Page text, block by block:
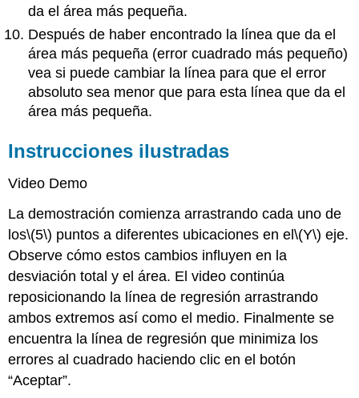
da el área más pequeña.
Después de haber encontrado la línea que da el
área más pequeña (error cuadrado más pequeño)
vea si puede cambiar la línea para que el error
absoluto sea menor que para esta línea que da el
área más pequeña.
Instrucciones ilustradas
Video Demo
La demostración comienza arrastrando cada uno de
los\(5\) puntos a diferentes ubicaciones en el\(Y\) eje.
Observe cómo estos cambios influyen en la
desviación total y el área. El video continúa
reposicionando la línea de regresión arrastrando
ambos extremos así como el medio. Finalmente se
encuentra la línea de regresión que minimiza los
errores al cuadrado haciendo clic en el botón
“Aceptar”.